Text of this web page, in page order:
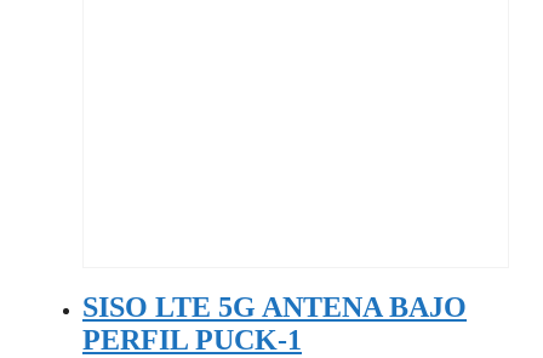
SISO LTE 5G ANTENA BAJO
PERFIL PUCK-1